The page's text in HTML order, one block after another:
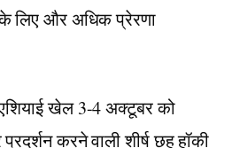
लिए और अधिक प्रेरणा
खेल 3-4 अक्टूबर को
करने वाली शीर्ष छह हॉकी